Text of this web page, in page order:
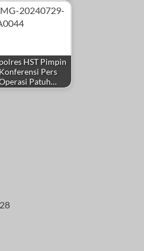
HST Pimpin
Konferensi Pers
Patuh…